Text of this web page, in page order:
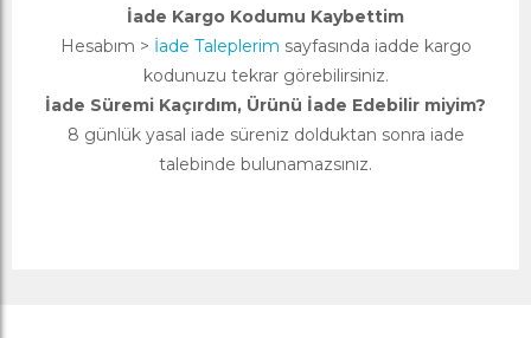
İade Kargo Kodumu Kaybettim
Hesabım > İade Taleplerim sayfasında iadde kargo
kodunuzu tekrar görebilirsiniz.
İade Süremi Kaçırdım, Ürünü İade Edebilir miyim?
8 günlük yasal iade süreniz dolduktan sonra iade
talebinde bulunamazsınız.